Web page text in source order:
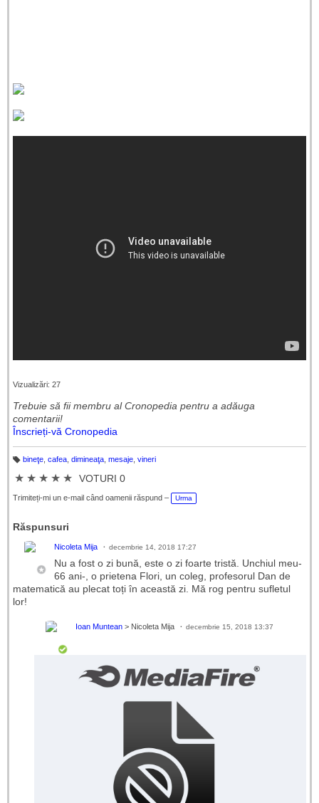
Vizualizări: 27
Trebuie să fii membru al Cronopedia ​​pentru a adăuga
comentarii!
Înscrieți-vă Cronopedia
h
e
bineţe, cafea, dimineaţa, mesaje, vineri
★ ★ ★ ★ ★ VOTURI 0
Trimiteți-mi un e-mail când oamenii răspund – Urma
Răspunsuri
Nicoleta Mija decembrie 14, 2018 17:27
Nu a fost o zi bună, este o zi foarte tristă. Unchiul meu-
66 ani-, o prietena Flori, un coleg, profesorul Dan de
matematică au plecat toți în această zi. Mă rog pentru sufletul
lor!
Ioan Muntean > Nicoleta Mija decembrie 15, 2018 13:37